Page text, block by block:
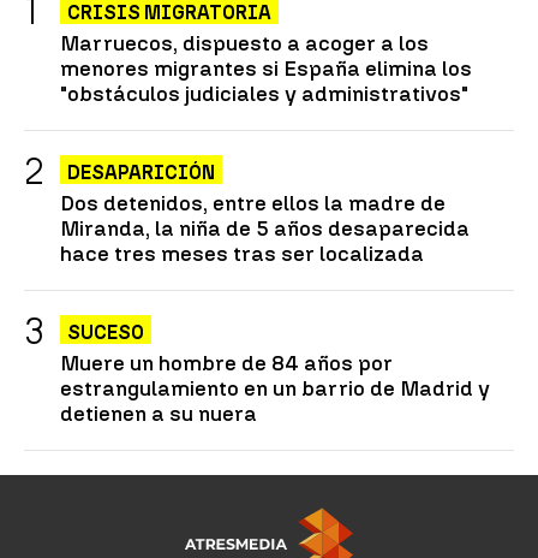
CRISIS MIGRATORIA
Marruecos, dispuesto a acoger a los
menores migrantes si España elimina los
"obstáculos judiciales y administrativos"
DESAPARICIÓN
Dos detenidos, entre ellos la madre de
Miranda, la niña de 5 años desaparecida
hace tres meses tras ser localizada
SUCESO
Muere un hombre de 84 años por
estrangulamiento en un barrio de Madrid y
detienen a su nuera